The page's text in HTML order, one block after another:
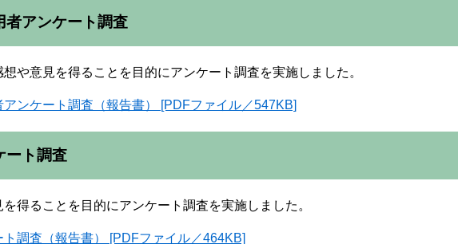
者アンケート調査
や意見を得ることを目的にアンケート調査を実施しました。
ンケート調査（報告書） [PDFファイル／547KB]
ート調査
得ることを目的にアンケート調査を実施しました。
調査（報告書） [PDFファイル／464KB]